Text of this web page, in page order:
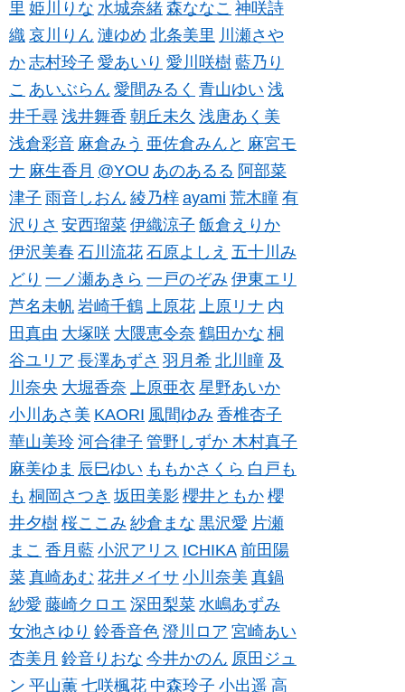
里 姫川りな 水城奈緒 森ななこ 神咲詩
織 哀川りん 漣ゆめ 北条美里 川瀬さや
か 志村玲子 愛あいり 愛川咲樹 藍乃り
こ あいぶらん 愛間みるく 青山ゆい 浅
井千尋 浅井舞香 朝丘未久 浅唐あく美
浅倉彩音 麻倉みう 亜佐倉みんと 麻宮モ
ナ 麻生香月 @YOU あのあるる 阿部菜
津子 雨音しおん 綾乃梓 ayami 荒木瞳 有
沢りさ 安西瑠菜 伊織涼子 飯倉えりか
伊沢美春 石川流花 石原よしえ 五十川み
どり 一ノ瀬あきら 一戸のぞみ 伊東エリ
芦名未帆 岩崎千鶴 上原花 上原リナ 内
田真由 大塚咲 大隈恵令奈 鶴田かな 桐
谷ユリア 長澤あずさ 羽月希 北川瞳 及
川奈央 大堀香奈 上原亜衣 星野あいか
小川あさ美 KAORI 風間ゆみ 香椎杏子
華山美玲 河合律子 管野しずか 木村真子
麻美ゆま 辰巳ゆい ももかさくら 白戸も
も 桐岡さつき 坂田美影 櫻井ともか 櫻
井夕樹 桜ここみ 紗倉まな 黒沢愛 片瀬
まこ 香月藍 小沢アリス ICHIKA 前田陽
菜 真崎あむ 花井メイサ 小川奈美 真鍋
紗愛 藤崎クロエ 深田梨菜 水嶋あずみ
女池さゆり 鈴香音色 澄川ロア 宮崎あい
杏美月 鈴音りおな 今井かのん 原田ジュ
ン 平山薫 七咲楓花 中森玲子 小出遥 高